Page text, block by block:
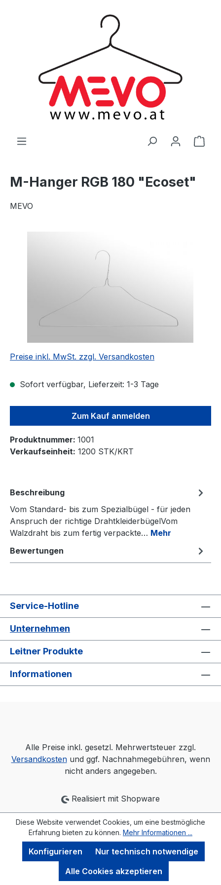
M-Hanger RGB 180 "Ecoset"
MEVO
Preise inkl. MwSt. zzgl. Versandkosten
Sofort verfügbar, Lieferzeit: 1-3 Tage
Zum Kauf anmelden
Produktnummer: 1001
Verkaufseinheit: 1200 STK/KRT
Beschreibung
Vom Standard- bis zum Spezialbügel - für jeden
Anspruch der richtige DrahtkleiderbügelVom
Walzdraht bis zum fertig verpackte… Mehr
Bewertungen
Service-Hotline
Unternehmen
Leitner Produkte
Informationen
Alle Preise inkl. gesetzl. Mehrwertsteuer zzgl.
Versandkostenund ggf. Nachnahmegebühren, wenn
nicht anders angegeben.
Realisiert mit Shopware
Diese Website verwendet Cookies, um eine bestmögliche
Erfahrung bieten zu können. Mehr Informationen ...
Nur technisch notwendige
Konfigurieren
Alle Cookies akzeptieren